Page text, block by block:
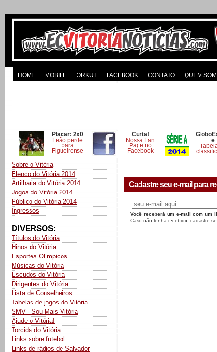
HOME MOBILE ORKUT FACEBOOK CONTATO QUEM
Placar: 2x0
Leão perde
para
Figueirense
Curta!
Nossa Fan
Page no
Facebook
e
Sobre o Vitória
Elenco do Vitória 2014
Artilharia do Vitória 2014
Jogos do Vitória 2014
Público do Vitória 2014
Ingressos
DIVERSOS:
Títulos do Vitória
Hinos do Vitória
Esportes Olímpicos
Músicas do Vitória
Escudos do Vitória
Dirigentes do Vitória
Lista de Conselheiros
Tabelas de jogos do Vitória
SMV - Sou Mais Vitória
Ajude o Vitória!
Torcida do Vitória
Links sobre futebol
Links de rádios de Salvador
Cadastre seu e-mail para
Você receberá um e-mail com um
Caso não tenha recebido, cadastre-